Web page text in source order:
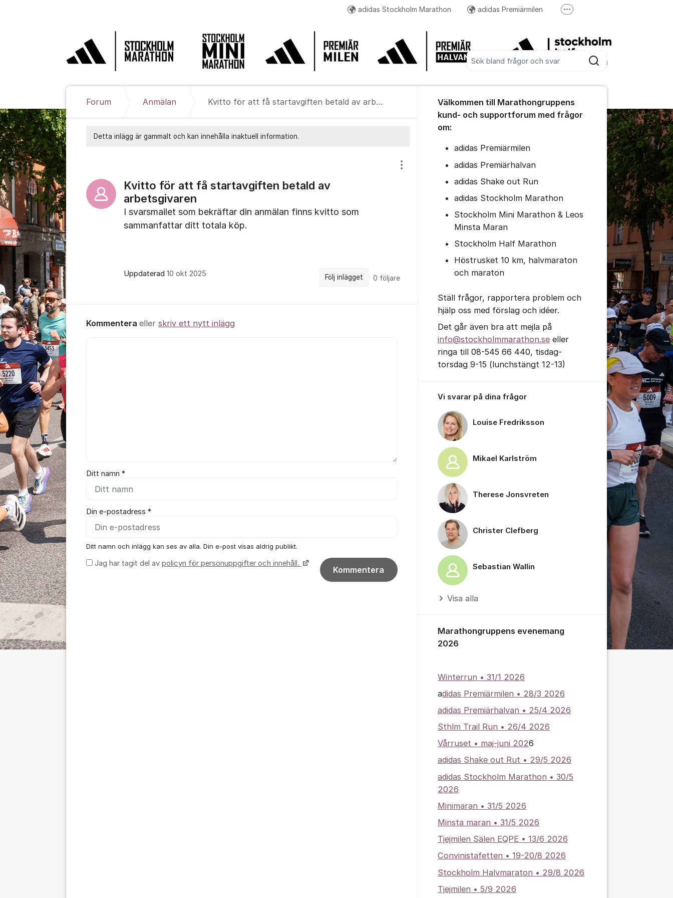
Sök bland alla inlägg
Sök
adidas Stockholm Marathon adidas Premiärmilen Fler supportlänkar
Forum Anmälan Kvitto för att få startavgiften betald av arbetsgivaren
Detta inlägg är gammalt och kan innehålla inaktuell information.
Kvitto för att få startavgiften betald av
arbetsgivaren
Visa/dölj inställningar för inlägg/kommentar
I svarsmailet som bekräftar din anmälan finns kvitto som
sammanfattar ditt totala köp.
Uppdaterad 10 okt 2025 Följ inlägget 0 följare
Kommentera eller skriv ett nytt inlägg
Ditt namn *
Din e-postadress *
Ditt namn och inlägg kan ses av alla. Din e-post visas aldrig publikt.
Jag har tagit del av policyn för personuppgifter och innehåll.
Kommentera
Välkommen till Marathongruppens
kund- och supportforum med frågor
om:
adidas Premiärmilen
adidas Premiärhalvan
adidas Shake out Run
adidas Stockholm Marathon
Stockholm Mini Marathon & Leos
Minsta Maran
Stockholm Half Marathon
Höstrusket 10 km, halvmaraton
och maraton
Ställ frågor, rapportera problem och
hjälp oss med förslag och idéer.
Det går även bra att mejla på
info@stockholmmarathon.se eller
ringa till 08-545 66 440, tisdag-
torsdag 9-15 (lunchstängt 12-13)
Vi svarar på dina frågor
Louise Fredriksson
Mikael Karlström
Therese Jonsvreten
Christer Clefberg
Sebastian Wallin
Visa alla
Marathongruppens evenemang
2026
Winterrun • 31/1 2026
adidas Premiärmilen • 28/3 2026
adidas Premiärhalvan • 25/4 2026
Sthlm Trail Run • 26/4 2026
Vårruset • maj-juni 2026
adidas Shake out Rut • 29/5 2026
adidas Stockholm Marathon • 30/5
2026
Minimaran • 31/5 2026
Minsta maran • 31/5 2026
Tjejmilen Sälen EQPE • 13/6 2026
Convinistafetten • 19-20/8 2026
Stockholm Halvmaraton • 29/8 2026
Tjejmilen • 5/9 2026